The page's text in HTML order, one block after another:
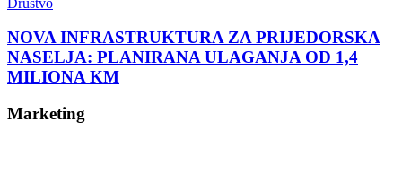
NOVA INFRASTRUKTURA ZA PRIJEDORSKA
NASELJA: PLANIRANA ULAGANJA OD 1,4
MILIONA KM
Marketing